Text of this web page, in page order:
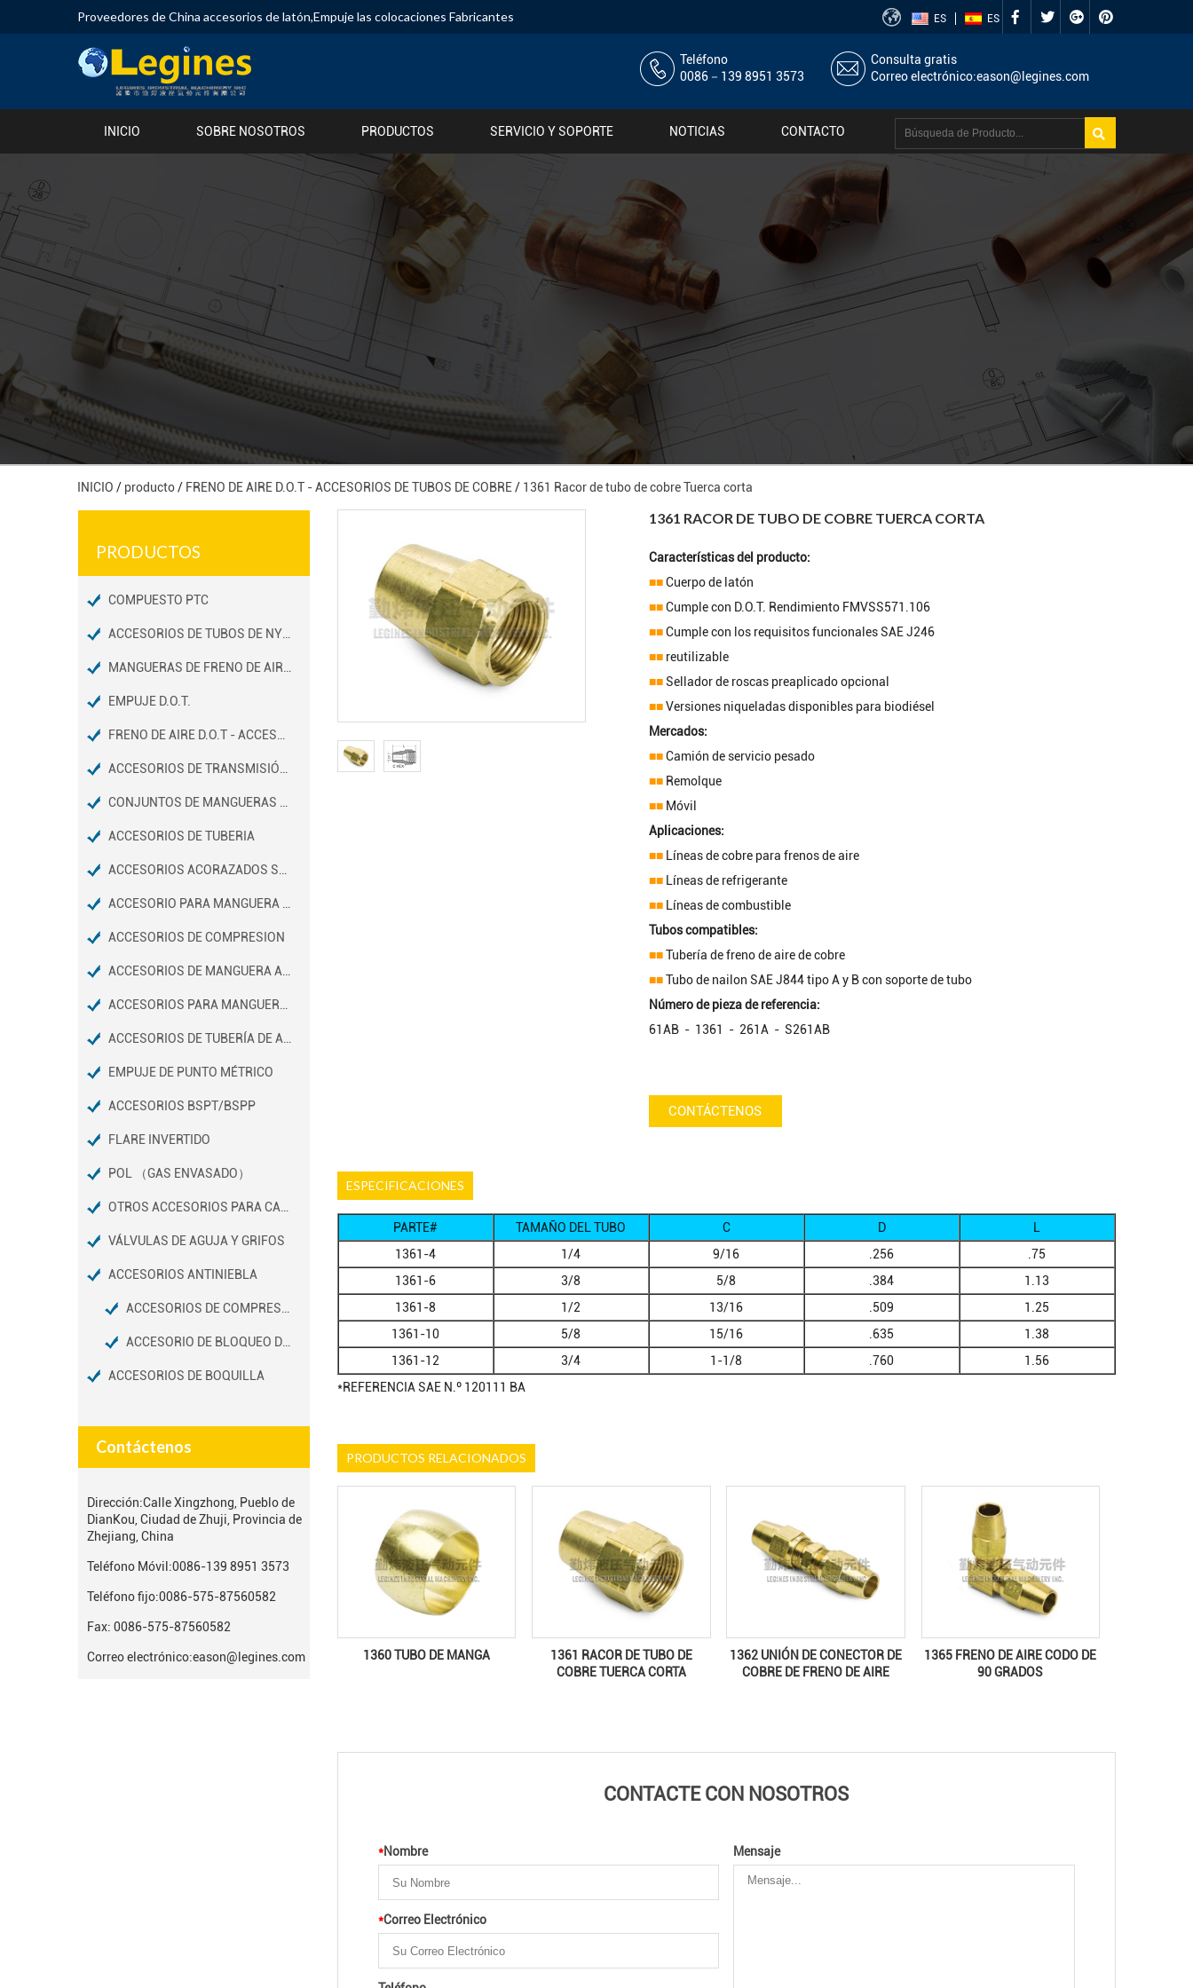
Proveedores de China accesorios de latón,Empuje las colocaciones Fabricantes ES ES
Teléfono
0086－139 8951 3573
Consulta gratis
Correo electrónico:eason@legines.com
INICIO SOBRE NOSOTROS PRODUCTOS SERVICIO Y SOPORTE NOTICIAS CONTACTO
INICIO / producto/ FRENO DE AIRE D.O.T - ACCESORIOS DE TUBOS DE COBRE/ 1361 Racor de tubo de cobre Tuerca corta
PRODUCTOS
COMPUESTO PTC
EMPUJE D.O.T.
ACCESORIOS DE TUBERIA
ACCESORIOS DE COMPRESION
EMPUJE DE PUNTO MÉTRICO
ACCESORIOS BSPT/BSPP
FLARE INVERTIDO
POL （GAS ENVASADO）
VÁLVULAS DE AGUJA Y GRIFOS
ACCESORIOS ANTINIEBLA
ACCESORIOS DE BOQUILLA
Contáctenos
Dirección:Calle Xingzhong, Pueblo de
DianKou, Ciudad de Zhuji, Provincia de
Zhejiang, China
Teléfono Móvil:0086-139 8951 3573
Teléfono fijo:0086-575-87560582
Fax: 0086-575-87560582
Correo electrónico:eason@legines.com
1361 RACOR DE TUBO DE COBRE TUERCA CORTA
Características del producto:
■■Cuerpo de latón
■■Cumple con D.O.T. Rendimiento FMVSS571.106
■■Cumple con los requisitos funcionales SAE J246
■■ reutilizable
■■Sellador de roscas preaplicado opcional
■■Versiones niqueladas disponibles para biodiésel
Mercados:
■■Camión de servicio pesado
■■ Remolque
■■ Móvil
Aplicaciones:
■■ Líneas de cobre para frenos de aire
■■ Líneas de refrigerante
■■ Líneas de combustible
Tubos compatibles:
■■Tubería de freno de aire de cobre
■■Tubo de nailon SAE J844 tipo A y B con soporte de tubo
Número de pieza de referencia:
61AB - 1361 - 261A - S261AB
CONTÁCTENOS
ESPECIFICACIONES
PARTE# TAMAÑO DEL TUBO C D
L
1361-4
1/4 9/16 .256
.75
1361-6
3/8 5/8 .384
1.13
1361-8
1/2 13/16 .509
1.25
1361-10
5/8 15/16 .635
1.38
1361-12
3/4 1-1/8 .760
1.56
*REFERENCIA SAE N.º 120111 BA
PRODUCTOS RELACIONADOS
1360 TUBO DE MANGA
1361 RACOR DE TUBO DE
COBRE TUERCA CORTA
1362 UNIÓN DE CONECTOR DE
COBRE DE FRENO DE AIRE
1365 FRENO DE AIRE CODO DE
90 GRADOS
CONTACTE CON NOSOTROS
*Nombre
*Correo Electrónico
Mensaje